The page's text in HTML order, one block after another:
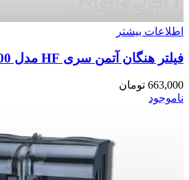
اطلاعات بیشتر
فیلتر هنگان آتمن سری HF مدل HF-0400
663,000 تومان
ناموجود